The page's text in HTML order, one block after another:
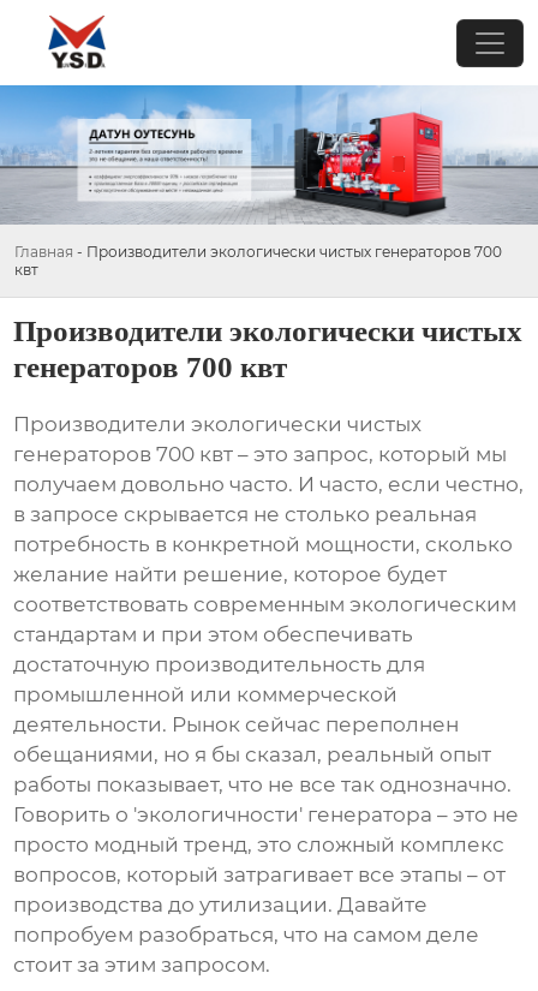
Главная - Производители экологически чистых генераторов 700
квт
Производители экологически чистых
генераторов 700 квт
Производители экологически чистых
генераторов 700 квт – это запрос, который мы
получаем довольно часто. И часто, если честно,
в запросе скрывается не столько реальная
потребность в конкретной мощности, сколько
желание найти решение, которое будет
соответствовать современным экологическим
стандартам и при этом обеспечивать
достаточную производительность для
промышленной или коммерческой
деятельности. Рынок сейчас переполнен
обещаниями, но я бы сказал, реальный опыт
работы показывает, что не все так однозначно.
Говорить о 'экологичности' генератора – это не
просто модный тренд, это сложный комплекс
вопросов, который затрагивает все этапы – от
производства до утилизации. Давайте
попробуем разобраться, что на самом деле
стоит за этим запросом.